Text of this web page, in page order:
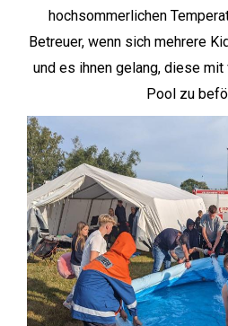
hochsommerlichen
Betreuer, wenn sich mehrere
und es ihnen gelang, diese
Pool zu